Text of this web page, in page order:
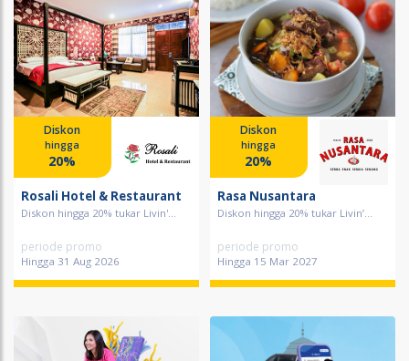
Diskon
hingga
20%
Rosali Hotel & Restaurant
Diskon hingga 20% tukar Livin'...
periode promo
Hingga 31 Aug 2026
Diskon
hingga
20%
Rasa Nusantara
Diskon hingga 20% tukar Livin’...
periode promo
Hingga 15 Mar 2027